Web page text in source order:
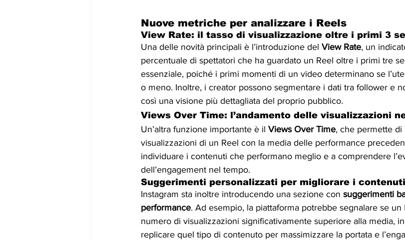
Nuove metriche per analizzare i Reels
View Rate: il tasso di visualizzazione oltre i primi 3
Una delle novità principali è l’introduzione del View Rate, un
percentuale di spettatori che ha guardato un Reel oltre i primi tre
essenziale, poiché i primi momenti di un video determinano se
o meno. Inoltre, i creator possono segmentare i dati tra follower e
così una visione più dettagliata del proprio pubblico.
Views Over Time: l’andamento delle visualizzazioni
Un’altra funzione importante è il Views Over Time, che permette
visualizzazioni di un Reel con la media delle performance
individuare i contenuti che performano meglio e a comprendere
dell’engagement nel tempo.
Suggerimenti personalizzati per migliorare i contenuti
Instagram sta inoltre introducendo una sezione con suggerimenti
performance. Ad esempio, la piattaforma potrebbe segnalare se
numero di visualizzazioni significativamente superiore alla media,
replicare quel tipo di contenuto per massimizzare la portata e